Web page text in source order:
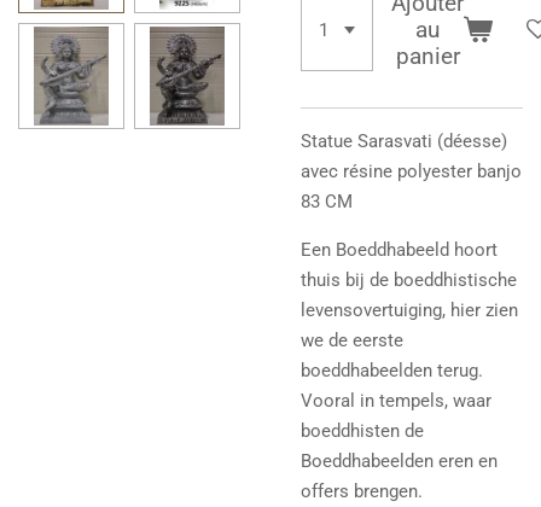
au
panier
Statue Sarasvati (déesse)
avec résine polyester banjo
83 CM
Een Boeddhabeeld hoort
thuis bij de boeddhistische
levensovertuiging, hier zien
we de eerste
boeddhabeelden terug.
Vooral in tempels, waar
boeddhisten de
Boeddhabeelden eren en
offers brengen.